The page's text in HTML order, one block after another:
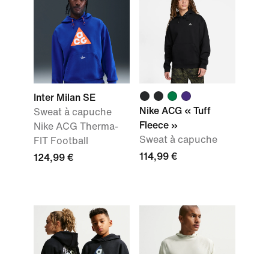
Inter Milan SE
Sweat à capuche
Nike ACG Therma-
FIT Football
124,99 €
Nike ACG « Tuff
Fleece »
Sweat à capuche
114,99 €